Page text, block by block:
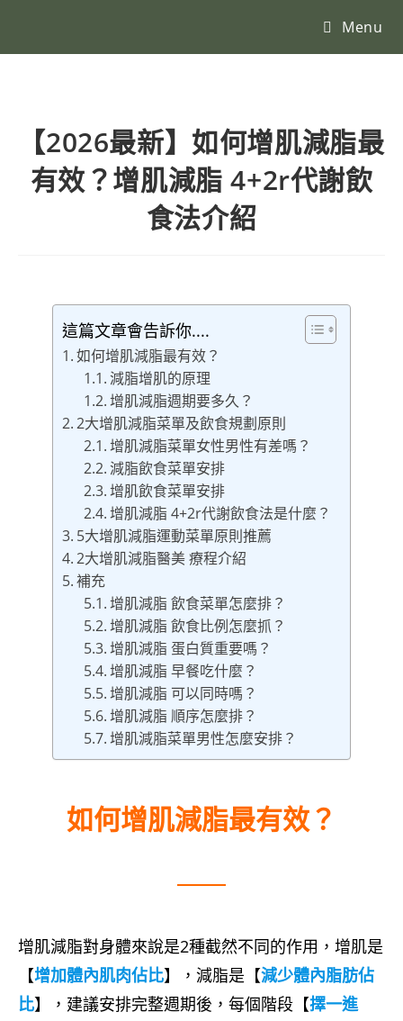
Menu
【2026最新】如何增肌減脂最
有效？增肌減脂 4+2r代謝飲
食法介紹
這篇文章會告訴你....
如何增肌減脂最有效？
減脂增肌的原理
增肌減脂週期要多久？
2大增肌減脂菜單及飲食規劃原則
增肌減脂菜單女性男性有差嗎？
減脂飲食菜單安排
增肌飲食菜單安排
增肌減脂 4+2r代謝飲食法是什麼？
5大增肌減脂運動菜單原則推薦
2大增肌減脂醫美 療程介紹
補充
增肌減脂 飲食菜單怎麼排？
增肌減脂 飲食比例怎麼抓？
增肌減脂 蛋白質重要嗎？
增肌減脂 早餐吃什麼？
增肌減脂 可以同時嗎？
增肌減脂 順序怎麼排？
增肌減脂菜單男性怎麼安排？
如何增肌減脂最有效？
增肌減脂對身體來說是2種截然不同的作用，增肌是
【增加體內肌肉佔比】，減脂是【減少體內脂肪佔
比】，建議安排完整週期後，每個階段【擇一進